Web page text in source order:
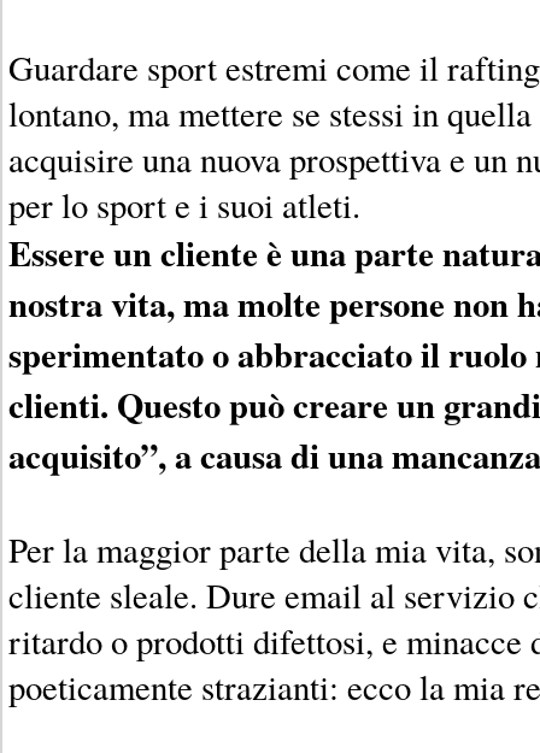
Guardare sport estremi come il
lontano, ma mettere se stessi in
acquisire una nuova prospettiva e un
per lo sport e i suoi atleti.
Essere un cliente è una parte
nostra vita, ma molte persone non
sperimentato o abbracciato il ruolo
clienti. Questo può creare un
acquisito”, a causa di una
Per la maggior parte della mia vita,
cliente sleale. Dure email al servizio
ritardo o prodotti difettosi, e minacce
poeticamente strazianti: ecco la mia